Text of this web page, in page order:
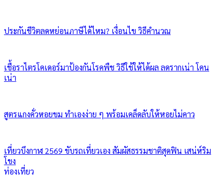
ประกันชีวิตลดหย่อนภาษีได้ไหม? เงื่อนไข วิธีคำนวณ
เชื้อราไตรโคเดอร์มาป้องกันโรคพืช วิธีใช้ให้ได้ผล ลดรากเน่า โคน
เน่า
สูตรแกงคั่วหอยขม ทำเองง่าย ๆ พร้อมเคล็ดลับให้หอยไม่คาว
เที่ยวบึงกาฬ 2569 ขับรถเที่ยวเอง สัมผัสธรรมชาติสุดฟิน เสน่ห์ริม
โขง
ท่องเที่ยว